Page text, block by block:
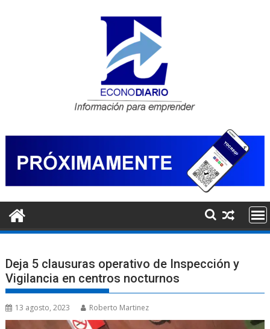
Deja 5 clausuras operativo de Inspección y
Vigilancia en centros nocturnos
13 agosto, 2023 Roberto Martinez